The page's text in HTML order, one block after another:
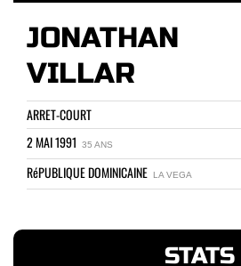
JONATHAN
VILLAR
ARRET-COURT
2 MAI 1991
35 ANS
RéPUBLIQUE DOMINICAINE LA VEGA
STATS